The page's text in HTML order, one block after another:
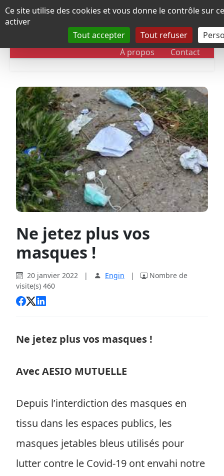
Panneau de gestion des cookies
Ce site utilise des cookies et vous donne le contrôle sur
activer
Tout accepter
Tout refuser
DOSSIERS CHRONOLOGIE
À propos Contact
Ne jetez plus vos
masques !
20 janvier 2022 | Engin |
Nombre de
visite(s) 460
Ne jetez plus vos masques !
Avec AESIO MUTUELLE
Depuis l’interdiction des masques en
tissu dans les espaces publics, les
masques jetables bleus utilisés pour
lutter contre le Covid-19 ont envahi notre